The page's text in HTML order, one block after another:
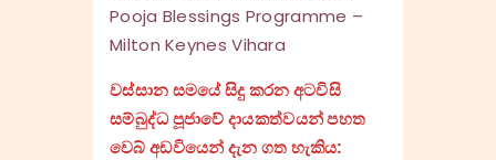
Pooja Blessings Programme –
Milton Keynes Vihara
වස්සාන සමයේ සිදු කරන අටවිසි
සම්බුද්ධ පූජාවේ දායකත්වයන් පහත
වෙබ් අඩවියෙන් දැන ගත හැකිය: